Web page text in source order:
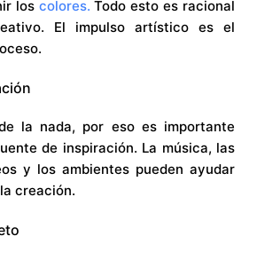
los colores. Todo esto es racional
El impulso artístico es el
la nada, por eso es importante
de inspiración. La música, las
y los ambientes pueden ayudar
creación.